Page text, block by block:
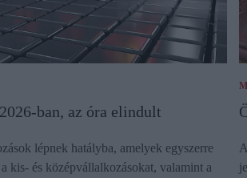
ban, az óra elindult
lépnek hatályba, amelyek egyszerre
kis- és középvállalkozásokat, valamint a